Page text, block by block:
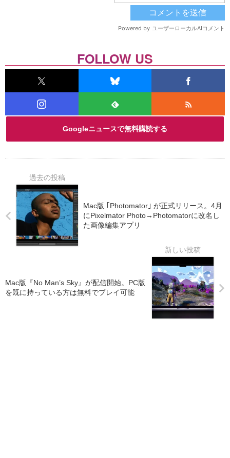
Googleニュースで無料購読する
FOLLOW US
Mac版 ｢Photomator｣ が正式リリース。4月
にPixelmator Photo→Photomatorに改名し
た画像編集アプリ
Mac版『No Man’s Sky』が配信開始。PC版
を既に持っている方は無料でプレイ可能